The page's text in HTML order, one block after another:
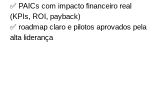
✅ PAICs com impacto financeiro real
(KPIs, ROI, payback)
✅ roadmap claro e pilotos aprovados pela
alta liderança